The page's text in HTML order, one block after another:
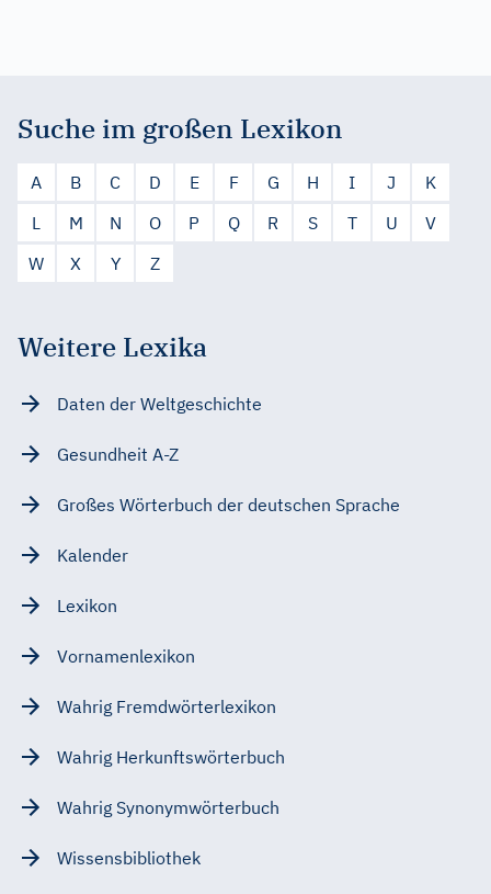
Suche im großen Lexikon
A B C D E F G H I J
K
L
M N O P Q R S T U
V
W
X Y Z
Weitere Lexika
Daten der Weltgeschichte
Gesundheit A-Z
Großes Wörterbuch der deutschen Sprache
Kalender
Lexikon
Vornamenlexikon
Wahrig Fremdwörterlexikon
Wahrig Herkunftswörterbuch
Wahrig Synonymwörterbuch
Wissensbibliothek